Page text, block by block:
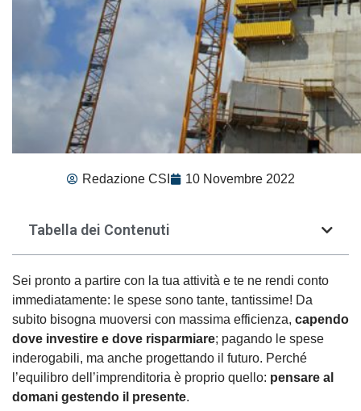
Redazione CSI 10 Novembre 2022
Tabella dei Contenuti
Sei pronto a partire con la tua attività e te ne rendi conto
immediatamente: le spese sono tante, tantissime! Da
subito bisogna muoversi con massima efficienza, capendo
dove investire e dove risparmiare; pagando le spese
inderogabili, ma anche progettando il futuro. Perché
l’equilibro dell’imprenditoria è proprio quello: pensare al
domani gestendo il presente.